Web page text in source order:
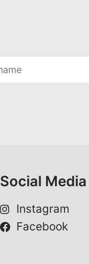
Social Media
Instagram
Facebook